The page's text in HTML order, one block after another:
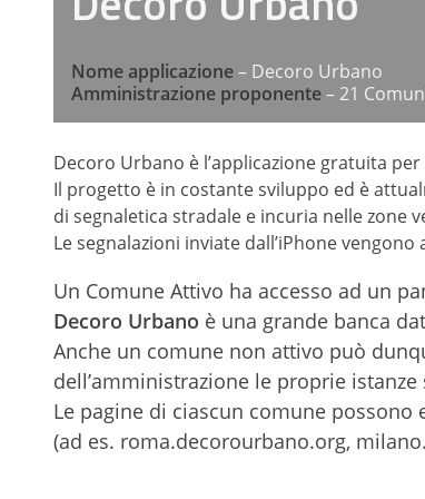
Nome applicazione– Decoro Urbano
Amministrazione proponente– 21
Decoro Urbano è l’applicazione gratuita
Il progetto è in costante sviluppo ed è
di segnaletica stradale e incuria nelle zone
Le segnalazioni inviate dall’iPhone
Un Comune Attivo ha accesso ad un
Decoro Urbano è una grande banca
Anche un comune non attivo può
dell’amministrazione le proprie
Le pagine di ciascun comune
(ad es. roma.decorourbano.org,